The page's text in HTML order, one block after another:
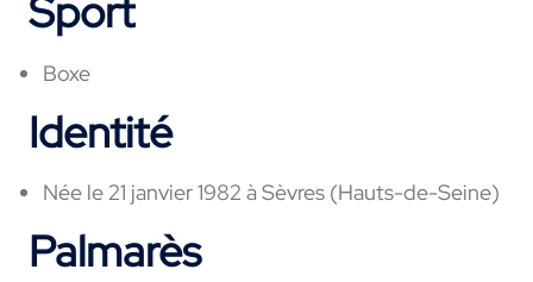
Sport
Boxe
Identité
Née le 21 janvier 1982 à Sèvres (Hauts-de-Seine)
Palmarès